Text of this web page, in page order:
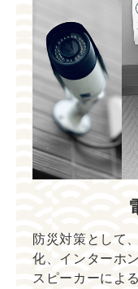
防災対策として
化、インターホ
スピーカーによ